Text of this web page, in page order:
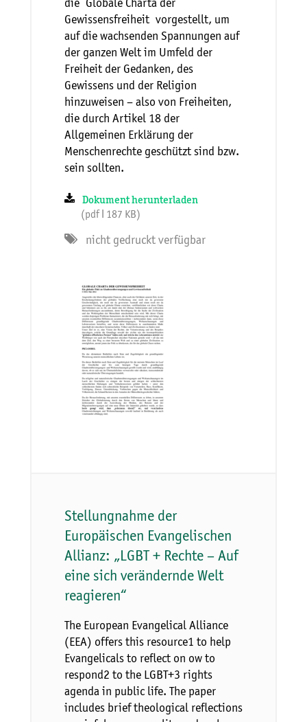
die Globale Charta der
Gewissensfreiheit vorgestellt, um
auf die wachsenden Spannungen auf
der ganzen Welt im Umfeld der
Freiheit der Gedanken, des
Gewissens und der Religion
hinzuweisen – also von Freiheiten,
die durch Artikel 18 der
Allgemeinen Erklärung der
Menschenrechte geschützt sind bzw.
sein sollten.
Dokument herunterladen
(pdf ǀ 187 KB)
nicht gedruckt verfügbar
Stellungnahme der
Europäischen Evangelischen
Allianz: „LGBT + Rechte – Auf
eine sich verändernde Welt
reagieren“
The European Evangelical Alliance
(EEA) offers this resource1 to help
Evangelicals to reflect on ow to
respond2 to the LGBT+3 rights
agenda in public life. The paper
includes brief theological reflections